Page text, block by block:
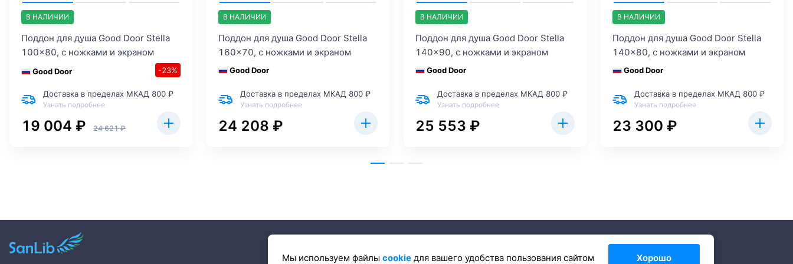
В НАЛИЧИИ
Поддон для душа Good Door Stella
100x80, с ножками и экраном
Good Door -23%
Доставка в пределах МКАД 800 ₽
Узнать подробнее
19 004 ₽ 24 621 ₽
В НАЛИЧИИ
Поддон для душа Good Door Stella
160x70, с ножками и экраном
Good Door
Доставка в пределах МКАД 800 ₽
Узнать подробнее
24 208 ₽
В НАЛИЧИИ
Поддон для душа Good Door Stella
140x90, с ножками и экраном
Good Door
Доставка в пределах МКАД 800 ₽
Узнать подробнее
25 553 ₽
В НАЛИЧИИ
Поддон для душа Good Door Stella
140x80, с ножками и экраном
Good Door
Доставка в пределах МКАД 800 ₽
Узнать подробнее
23 300 ₽
Мы используем файлы cookieдля вашего удобства пользования сайтом Хорошо